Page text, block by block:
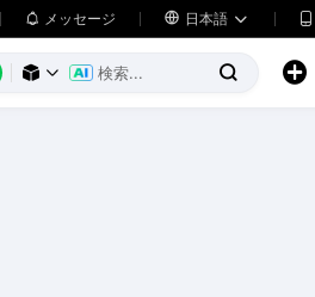
 メッセージ  日本語  
   